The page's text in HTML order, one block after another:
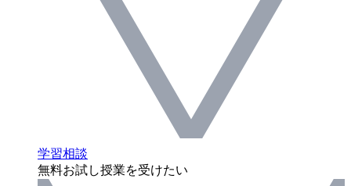
学習相談
無料お試し授業を受けたい